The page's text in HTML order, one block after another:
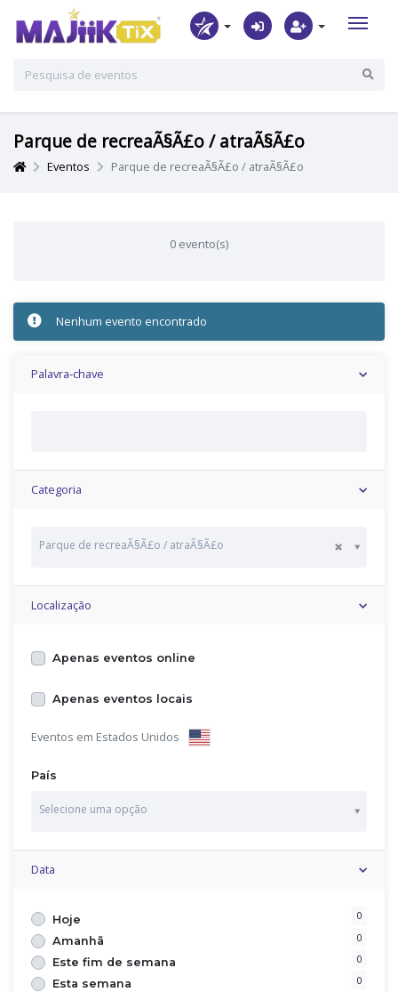
Parque de recreaÃ§Ã£o / atraÃ§Ã£o
Eventos Parque de recreaÃ§Ã£o / atraÃ§Ã£o
0 evento(s)
Palavra-chave
Categoria
Parque de recreaÃ§Ã£o / atraÃ§Ã£o
Localização
Apenas eventos online
Apenas eventos locais
Eventos em Estados Unidos
País
Selecione uma opção
s
Data
Hoje
0
Amanhã
0
Este fim de semana
0
Esta semana
0
Nenhum evento encontrado